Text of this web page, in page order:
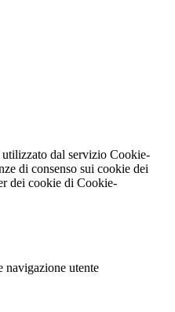
dal servizio Cookie-
di consenso sui cookie dei
dei cookie di Cookie-
navigazione utente